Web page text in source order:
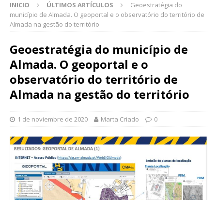
INICIO ÚLTIMOS ARTÍCULOS
Geoestratégia do
município de Almada. O geoportal e o observatório do território de
Almada na gestão do território
Geoestratégia do município de
Almada. O geoportal e o
observatório do território de
Almada na gestão do território
1 de noviembre de 2020 Marta Criado 0